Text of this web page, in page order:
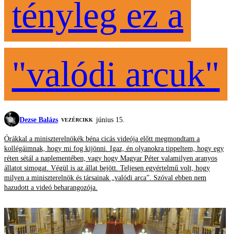
tényleg ez a
"valódi arcuk"
Dezse Balázs VEZÉRCIKK június 15.
Órákkal a miniszterelnökék béna cicás videója előtt megmondtam a
kollégáimnak, hogy mi fog kijönni. Igaz, én olyanokra tippeltem, hogy egy
réten sétál a naplementében, vagy hogy Magyar Péter valamilyen aranyos
állatot simogat. Végül is az állat bejött. Teljesen egyértelmű volt, hogy
milyen a miniszterelnök és társainak „valódi arca”. Szóval ebben nem
hazudott a videó beharangozója.